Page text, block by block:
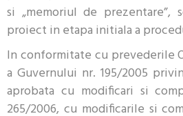
si „memoriul de
proiect in etapa initiala a
In conformitate cu prevederile
a Guvernului nr. 195/2005
aprobata cu modificari si
265/2006, cu modificarile si